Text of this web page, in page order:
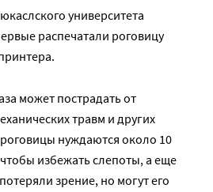
университета
распечатали роговицу
может пострадать от
травм и других
нуждаются около 10
избежать слепоты, а еще
зрение, но могут его